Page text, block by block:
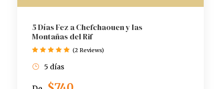
5 Días Fez a Chefchaouen y las
Montañas del Rif
5 días
(2 Reviews)